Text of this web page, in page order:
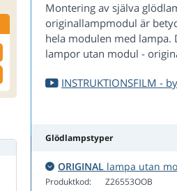
Montering av själva
originallampmodul är
hela modulen med lampa.
lampor utan modul -
INSTRUKTIONSFILM -
Glödlampstyper
ORIGINAL lampa utan
Produktkod:
Z26553OOB